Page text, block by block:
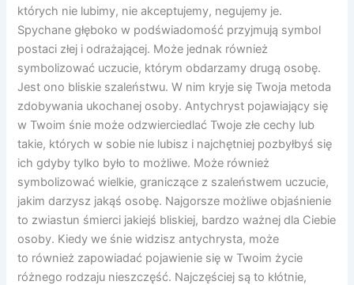
których nie lubimy, nie akceptujemy, negujemy je.
Spychane głęboko w podświadomość przyjmują symbol
postaci złej i odrażającej. Może jednak również
symbolizować uczucie, którym obdarzamy drugą osobę.
Jest ono bliskie szaleństwu. W nim kryje się Twoja metoda
zdobywania ukochanej osoby. Antychryst pojawiający się
w Twoim śnie może odzwierciedlać Twoje złe cechy lub
takie, których w sobie nie lubisz i najchętniej pozbyłbyś się
ich gdyby tylko było to możliwe. Może również
symbolizować wielkie, graniczące z szaleństwem uczucie,
jakim darzysz jakąś osobę. Najgorsze możliwe objaśnienie
to zwiastun śmierci jakiejś bliskiej, bardzo ważnej dla Ciebie
osoby. Kiedy we śnie widzisz antychrysta, może
to również zapowiadać pojawienie się w Twoim życie
różnego rodzaju nieszczęść. Najczęściej są to kłótnie,